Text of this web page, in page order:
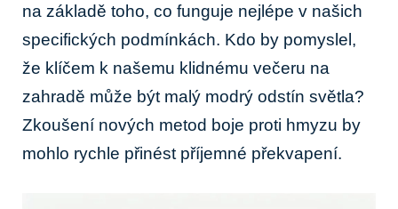
na základě toho, co funguje nejlépe v našich
specifických podmínkách. Kdo by pomyslel,
že klíčem k našemu klidnému večeru na
zahradě může být malý modrý odstín světla?
Zkoušení nových metod boje proti hmyzu by
mohlo rychle přinést příjemné překvapení.